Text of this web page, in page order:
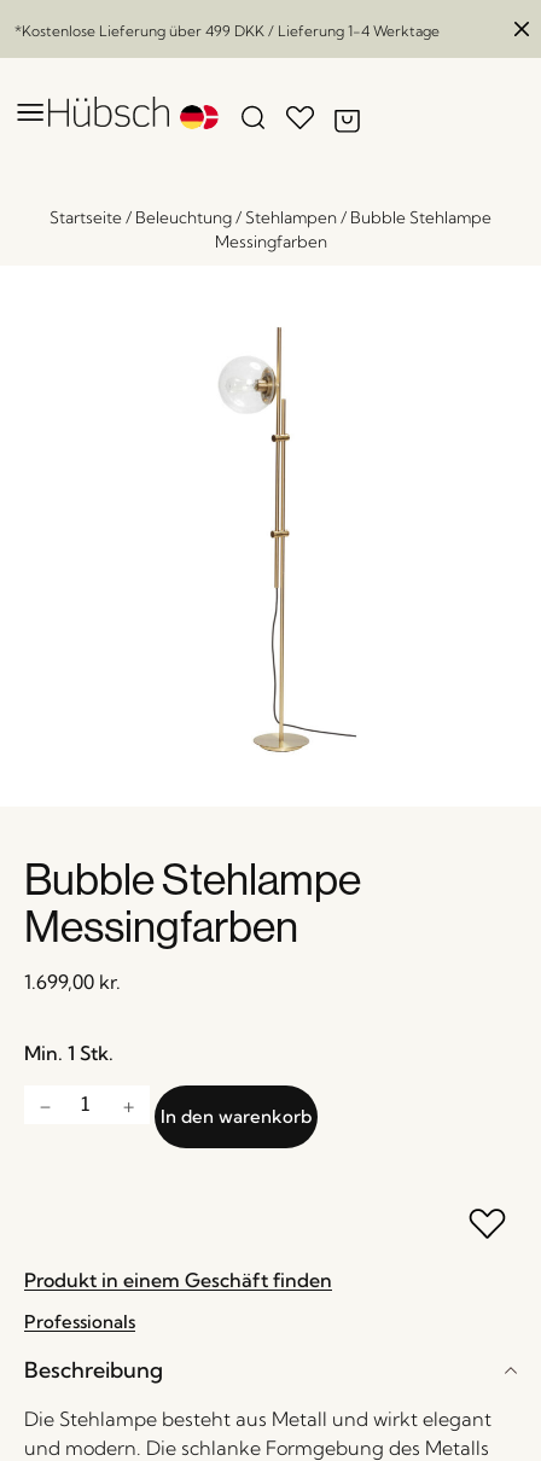
*Kostenlose Lieferung über 499 DKK / Lieferung 1-4 Werktage
Startseite/ Beleuchtung/ Stehlampen/ Bubble Stehlampe
Messingfarben
Bubble Stehlampe
Messingfarben
1.699,00 kr.
Min. 1 Stk.
In den warenkorb
Produkt in einem Geschäft finden
Professionals
Beschreibung
Die Stehlampe besteht aus Metall und wirkt elegant
und modern. Die schlanke Formgebung des Metalls